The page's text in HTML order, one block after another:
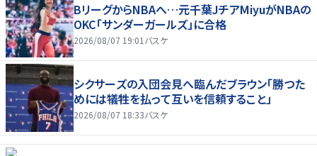
BリーグからNBAへ…元千葉JチアMiyuがNBAの
OKC「サンダーガールズ」に合格
2026/08/07 19:01 バスケ
シクサーズの入団会見へ臨んだブラウン「勝つた
めには犠牲を払って互いを信頼すること」
2026/08/07 18:33バスケ